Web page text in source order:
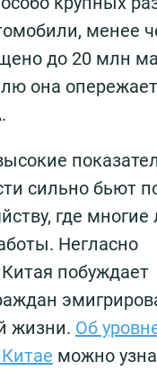
менее
до 20 млн
она
сильно бьют
где
Негласно
побуждает
жизни. Об
можно